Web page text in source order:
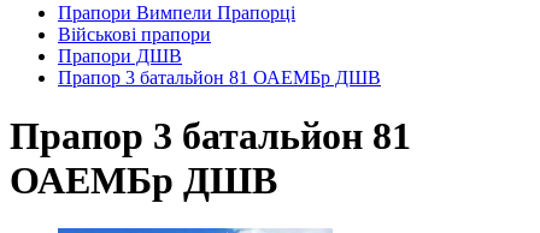
Прапори Вимпели Прапорці
Військові прапори
Прапори ДШВ
Прапор 3 батальйон 81 ОАЕМБр ДШВ
Прапор 3 батальйон 81
ОАЕМБр ДШВ